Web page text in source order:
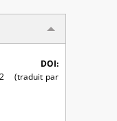
DOI:
(traduit par